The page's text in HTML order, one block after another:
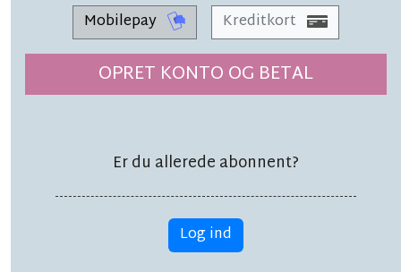
Mobilepay Kreditkort
OPRET KONTO OG BETAL
Er du allerede abonnent?
Log ind
SYNSPUNKTLÆSETID 2 MIN.
Byen mister noget af
sig selv